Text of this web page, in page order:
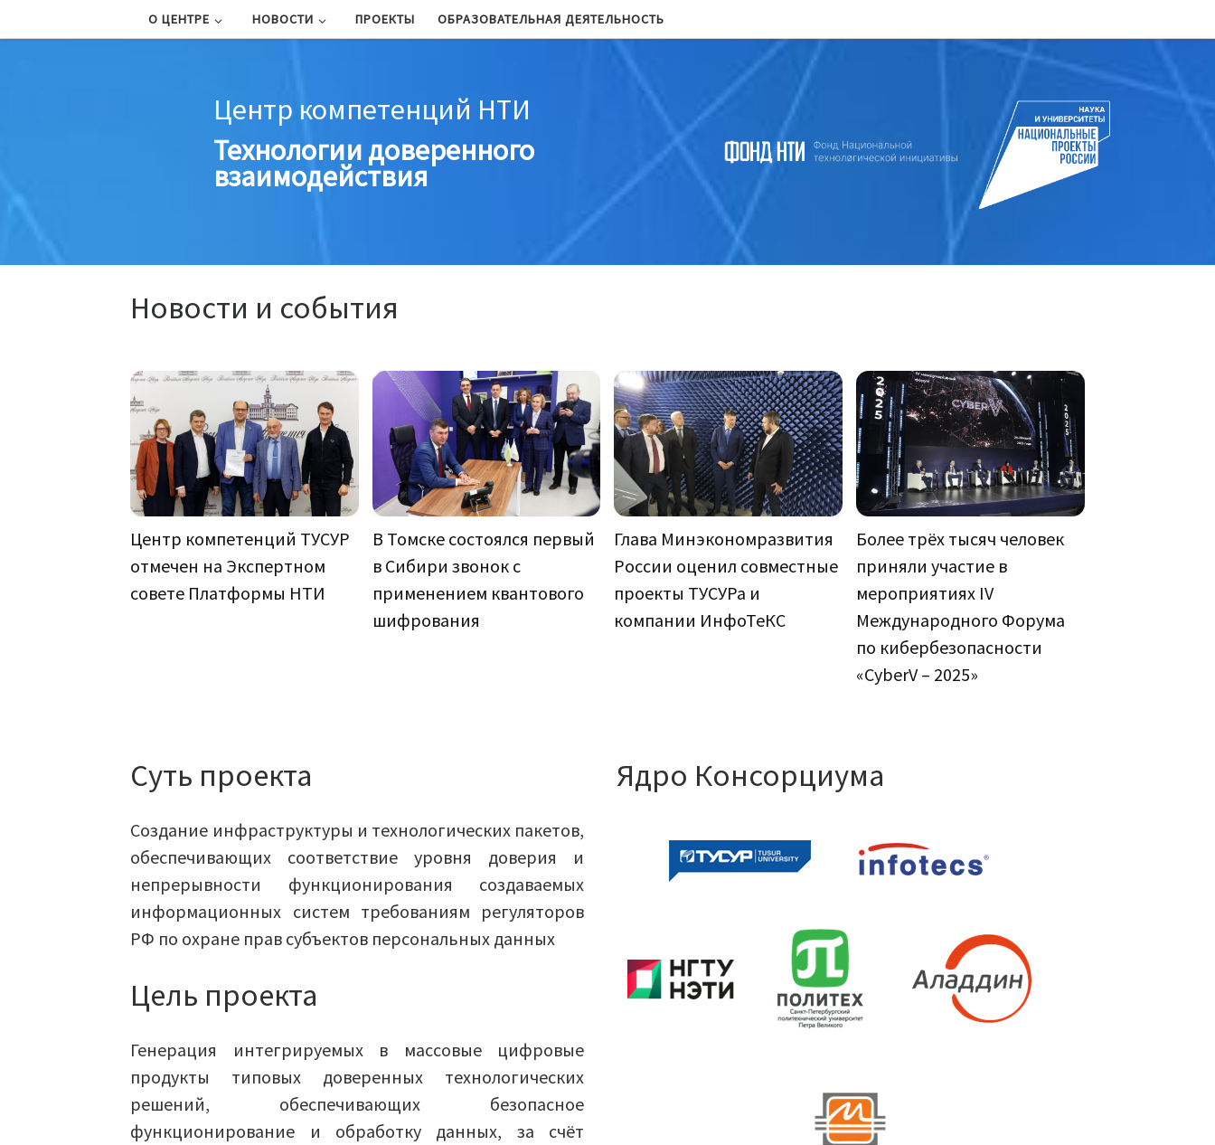
Перейти к содержимомуО ЦЕНТРЕ НОВОСТИ ПРОЕКТЫ ОБРАЗОВАТЕЛЬНАЯ ДЕЯТЕЛЬНОСТЬ
Центр компетенций НТИ
Технологии доверенного
взаимодействия
Новости и события
Центр компетенций ТУСУР
отмечен на Экспертном
совете Платформы НТИ
В Томске состоялся первый
в Сибири звонок с
применением квантового
шифрования
Глава Минэкономразвития
России оценил совместные
проекты ТУСУРа и
компании ИнфоТеКС
Более трёх тысяч человек
приняли участие в
мероприятиях IV
Международного Форума
по кибербезопасности
«CyberV – 2025»
Суть проекта
Создание инфраструктуры и технологических пакетов,
обеспечивающих соответствие уровня доверия и
непрерывности функционирования создаваемых
информационных систем требованиям регуляторов
РФ по охране прав субъектов персональных данных
Цель проекта
Генерация интегрируемых в массовые цифровые
продукты типовых доверенных технологических
решений, обеспечивающих безопасное
функционирование и обработку данных, за счёт
Ядро Консорциума